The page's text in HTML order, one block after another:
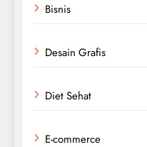
Bisnis
Desain Grafis
Diet Sehat
E-commerce